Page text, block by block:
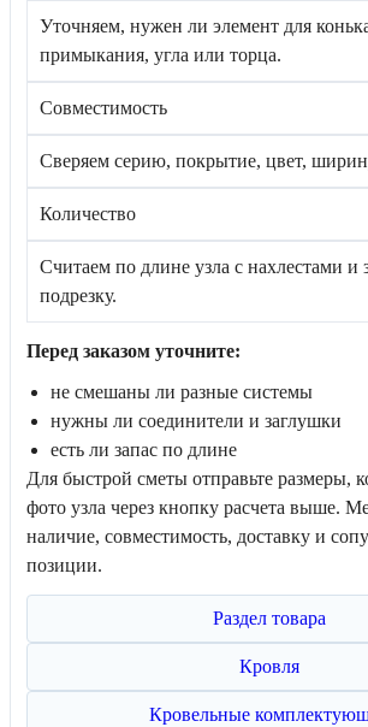
Уточняем, нужен ли элемент для
примыкания, угла или торца.
Совместимость
Сверяем серию, покрытие, цвет,
Количество
Считаем по длине узла с нахлестами и
подрезку.
Перед заказом уточните:
не смешаны ли разные системы
нужны ли соединители и заглушки
есть ли запас по длине
Для быстрой сметы отправьте размеры,
фото узла через кнопку расчета выше.
наличие, совместимость, доставку и
позиции.
Раздел товара
Кровля
Кровельные